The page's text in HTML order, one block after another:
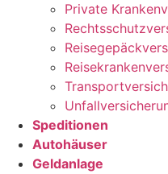
Private
Speditionen
Autohäuser
Geldanlage